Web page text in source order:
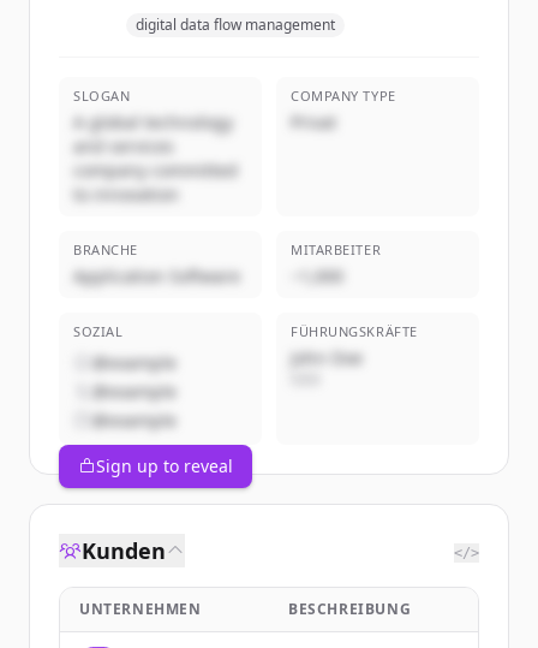
digital data flow management
SLOGAN
A global technology
and services
company committed
to innovation
COMPANY TYPE
Privat
BRANCHE
Application Software
MITARBEITER
~1,000
SOZIAL
@example
@example
@example
FÜHRUNGSKRÄFTE
John Doe
Sign up to reveal
Kunden </>
UNTERNEHMEN BESCHREIBUNG